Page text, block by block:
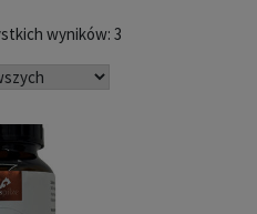
wyników: 3Posortowane